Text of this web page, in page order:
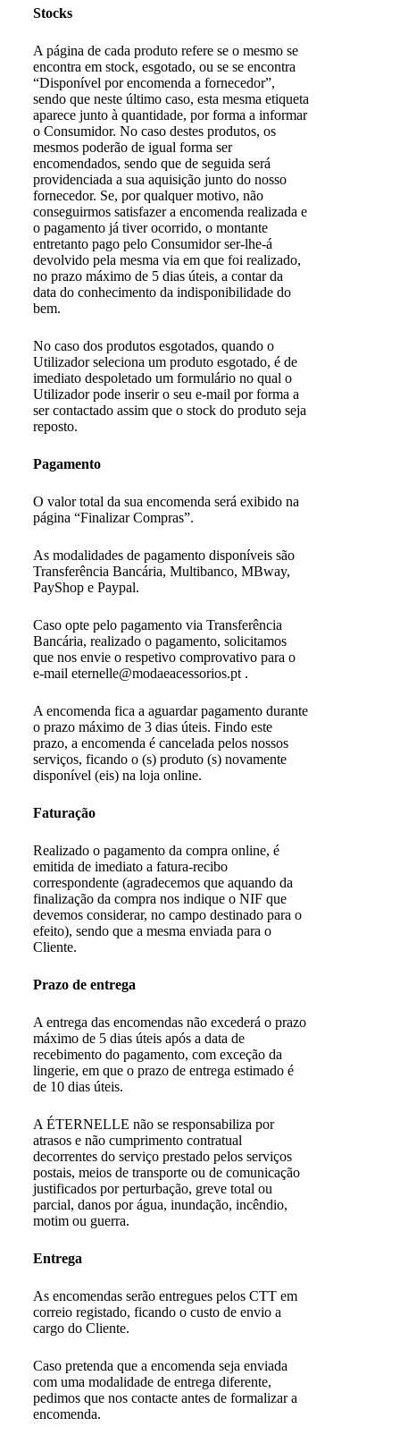
Stocks
A página de cada produto refere se o mesmo se
encontra em stock, esgotado, ou se se encontra
“Disponível por encomenda a fornecedor”,
sendo que neste último caso, esta mesma etiqueta
aparece junto à quantidade, por forma a informar
o Consumidor. No caso destes produtos, os
mesmos poderão de igual forma ser
encomendados, sendo que de seguida será
providenciada a sua aquisição junto do nosso
fornecedor. Se, por qualquer motivo, não
conseguirmos satisfazer a encomenda realizada e
o pagamento já tiver ocorrido, o montante
entretanto pago pelo Consumidor ser-lhe-á
devolvido pela mesma via em que foi realizado,
no prazo máximo de 5 dias úteis, a contar da
data do conhecimento da indisponibilidade do
bem.
No caso dos produtos esgotados, quando o
Utilizador seleciona um produto esgotado, é de
imediato despoletado um formulário no qual o
Utilizador pode inserir o seu e-mail por forma a
ser contactado assim que o stock do produto seja
reposto.
Pagamento
O valor total da sua encomenda será exibido na
página “Finalizar Compras”.
As modalidades de pagamento disponíveis são
Transferência Bancária, Multibanco, MBway,
PayShop e Paypal.
Caso opte pelo pagamento via Transferência
Bancária, realizado o pagamento, solicitamos
que nos envie o respetivo comprovativo para o
e-mail eternelle@modaeacessorios.pt .
A encomenda fica a aguardar pagamento durante
o prazo máximo de 3 dias úteis. Findo este
prazo, a encomenda é cancelada pelos nossos
serviços, ficando o (s) produto (s) novamente
disponível (eis) na loja online.
Faturação
Realizado o pagamento da compra online, é
emitida de imediato a fatura-recibo
correspondente (agradecemos que aquando da
finalização da compra nos indique o NIF que
devemos considerar, no campo destinado para o
efeito), sendo que a mesma enviada para o
Cliente.
Prazo de entrega
A entrega das encomendas não excederá o prazo
máximo de 5 dias úteis após a data de
recebimento do pagamento, com exceção da
lingerie, em que o prazo de entrega estimado é
de 10 dias úteis.
A ÉTERNELLE não se responsabiliza por
atrasos e não cumprimento contratual
decorrentes do serviço prestado pelos serviços
postais, meios de transporte ou de comunicação
justificados por perturbação, greve total ou
parcial, danos por água, inundação, incêndio,
motim ou guerra.
Entrega
As encomendas serão entregues pelos CTT em
correio registado, ficando o custo de envio a
cargo do Cliente.
Caso pretenda que a encomenda seja enviada
com uma modalidade de entrega diferente,
pedimos que nos contacte antes de formalizar a
encomenda.